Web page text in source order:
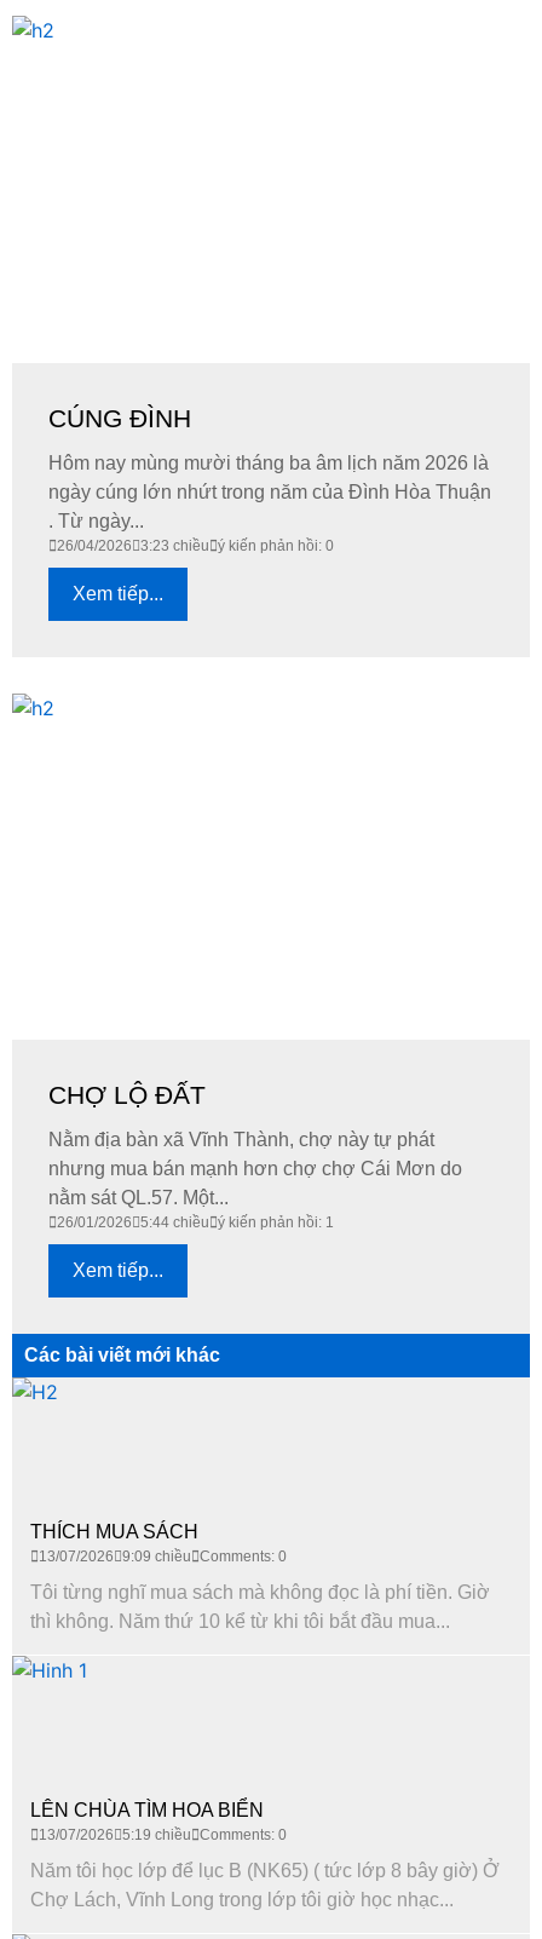
CÚNG ĐÌNH
Hôm nay mùng mười tháng ba âm lịch năm 2026 là
ngày cúng lớn nhứt trong năm của Đình Hòa Thuận
. Từ ngày...
26/04/2026 3:23 chiều ý kiến phản hồi: 0
Xem tiếp...
CHỢ LỘ ĐẤT
Nằm địa bàn xã Vĩnh Thành, chợ này tự phát
nhưng mua bán mạnh hơn chợ chợ Cái Mơn do
nằm sát QL.57. Một...
26/01/2026 5:44 chiều ý kiến phản hồi: 1
Xem tiếp...
Các bài viết mới khác
THÍCH MUA SÁCH
13/07/2026 9:09 chiều Comments: 0
Tôi từng nghĩ mua sách mà không đọc là phí tiền. Giờ
thì không. Năm thứ 10 kể từ khi tôi bắt đầu mua...
LÊN CHÙA TÌM HOA BIỂN
13/07/2026 5:19 chiều Comments: 0
Năm tôi học lớp để lục B (NK65) ( tức lớp 8 bây giờ) Ở
Chợ Lách, Vĩnh Long trong lớp tôi giờ học nhạc...